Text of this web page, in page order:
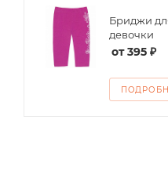
Бриджи
девочки
от395 ₽